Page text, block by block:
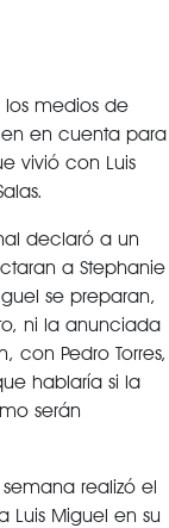
los medios de
en cuenta para
vivió con Luis
declaró a un
a Stephanie
se preparan,
ni la anunciada
con Pedro Torres,
hablaría si la
serán
realizó el
Miguel en su